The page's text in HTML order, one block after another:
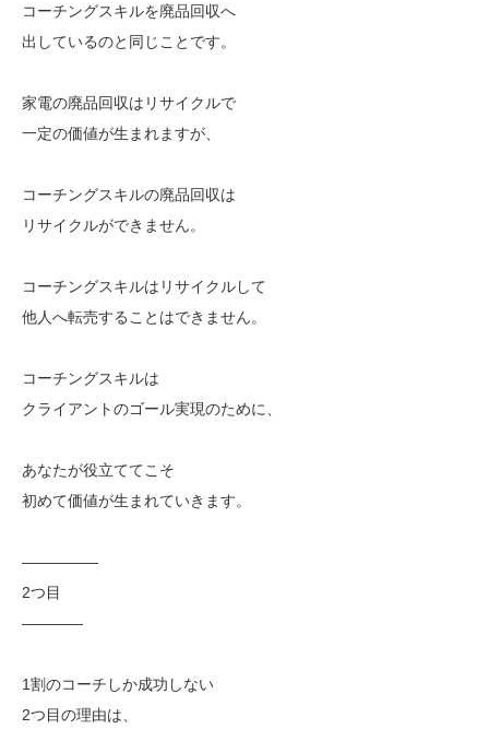
コーチングスキルを廃品回収へ
出しているのと同じことです。
家電の廃品回収はリサイクルで
一定の価値が生まれますが、
コーチングスキルの廃品回収は
リサイクルができません。
コーチングスキルはリサイクルして
他人へ転売することはできません。
コーチングスキルは
クライアントのゴール実現のために、
あなたが役立ててこそ
初めて価値が生まれていきます。
—————
2つ目
————
1割のコーチしか成功しない
2つ目の理由は、